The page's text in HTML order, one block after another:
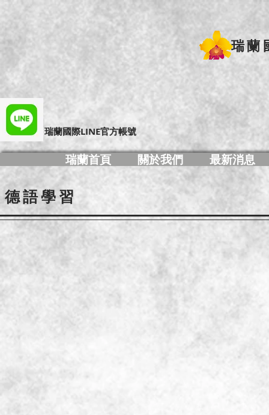
瑞蘭
​瑞蘭國際LINE官方帳號
瑞蘭首頁 關於我們 最新消息
德語學習